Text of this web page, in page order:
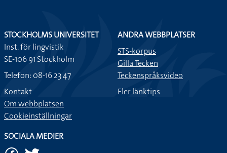
STOCKHOLMS UNIVERSITET
Inst. för lingvistik
SE-106 91 Stockholm
Telefon: 08-16 23 47
Kontakt
Om webbplatsen
Cookieinställningar
ANDRA WEBBPLATSER
STS-korpus
Gilla Tecken
Teckenspråksvideo
Fler länktips
SOCIALA MEDIER